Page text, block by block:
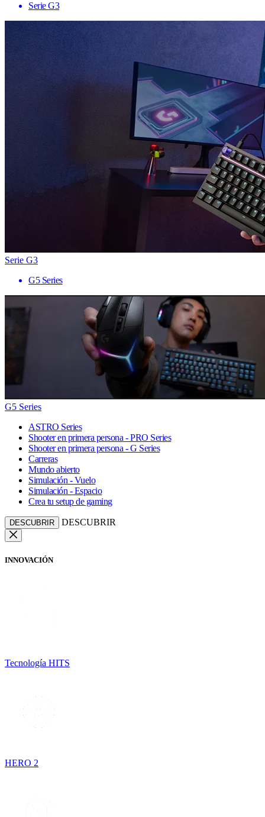
Serie G3
Serie G3
G5 Series
G5 Series
ASTRO Series
Shooter en primera persona - PRO Series
Shooter en primera persona - G Series
Carreras
Mundo abierto
Simulación - Vuelo
Simulación - Espacio
Crea tu setup de gaming
DESCUBRIR DESCUBRIR
INNOVACIÓN
Tecnología HITS
HERO 2